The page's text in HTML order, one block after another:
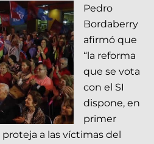
Pedro
Bordaberry
afirmó que
“la reforma
que se vota
con el SI
dispone, en
primer
a las víctimas del